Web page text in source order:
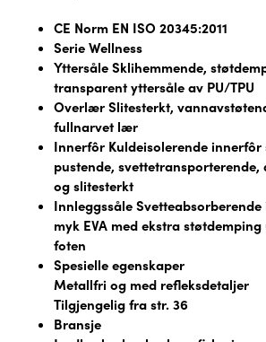
CE Norm EN ISO 20345:2011
Serie Wellness
Yttersåle Sklihemmende,
transparent yttersåle av PU/TPU
Overlær Slitesterkt,
fullnarvet lær
Innerfôr Kuldeisolerende innerfôr
pustende,
og slitesterkt
Innleggssåle
myk EVA med ekstra
foten
Spesielle egenskaper
Metallfri og med refleksdetaljer
Tilgjengelig fra str. 36
Bransje